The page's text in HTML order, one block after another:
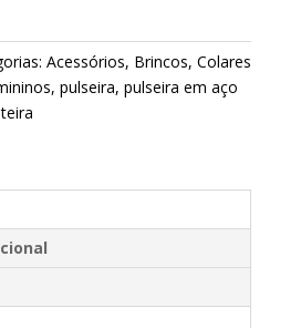
Acessórios, Brincos, Colares
, pulseira, pulseira em aço